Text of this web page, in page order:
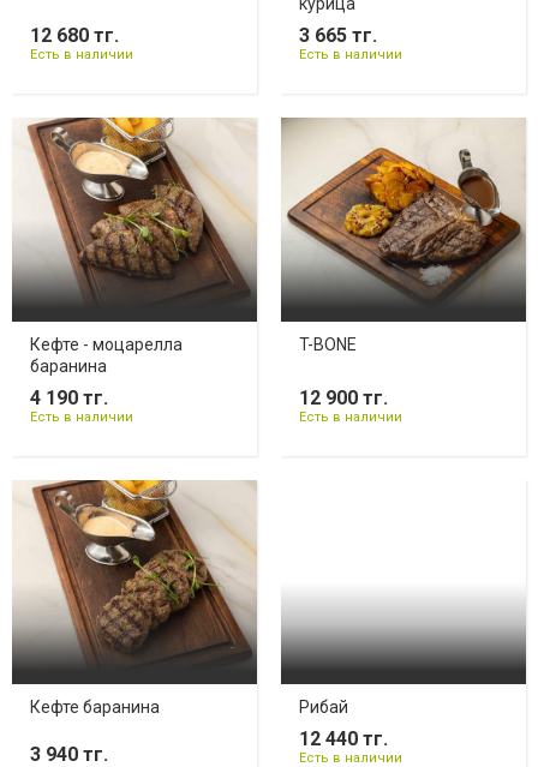
12 680 тг.
Есть в наличии
курица
3 665 тг.
Есть в наличии
Кефте - моцарелла
баранина
4 190 тг.
Есть в наличии
T-BONE
12 900 тг.
Есть в наличии
Кефте баранина
3 940 тг.
Рибай
12 440 тг.
Есть в наличии